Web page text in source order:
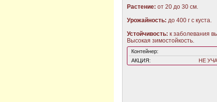
Растение: от 20 до 30 см.
Урожайность: до 400 г с куста.
Устойчивость: к заболевания
Высокая зимостойкость.
Контейнер:
АКЦИЯ:
НЕ